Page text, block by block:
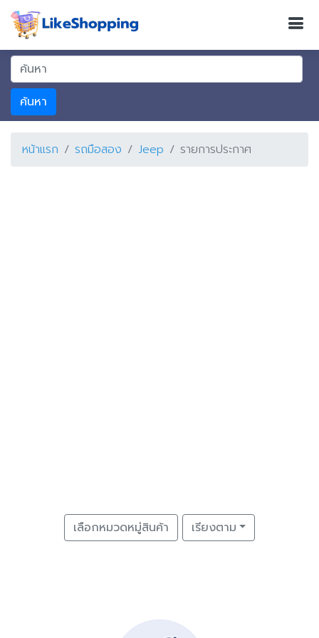
ค้นหา
หน้าแรก รถมือสอง Jeep รายการประกาศ
เลือกหมวดหมู่สินค้า เรียงตาม